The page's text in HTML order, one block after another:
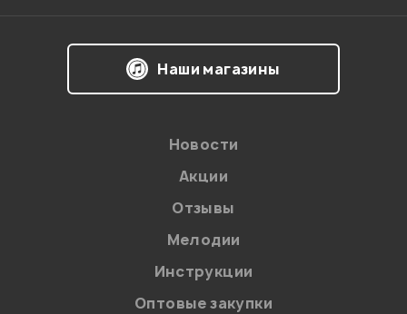
Наши магазины
Новости
Акции
Отзывы
Мелодии
Инструкции
Оптовые закупки